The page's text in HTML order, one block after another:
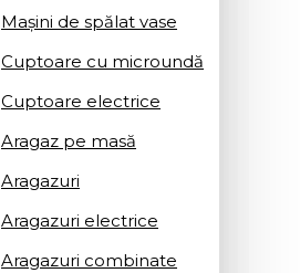
Mașini de spălat vase
Cuptoare cu microundă
Cuptoare electrice
Aragaz pe masă
Aragazuri
Aragazuri electrice
Aragazuri combinate